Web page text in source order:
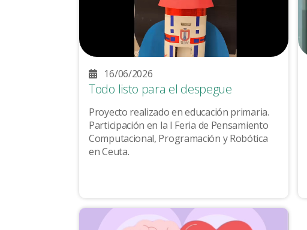
16/06/2026
Todo listo para el despegue
Proyecto realizado en educación primaria.
Participación en la I Feria de Pensamiento
Computacional, Programación y Robótica
en Ceuta.